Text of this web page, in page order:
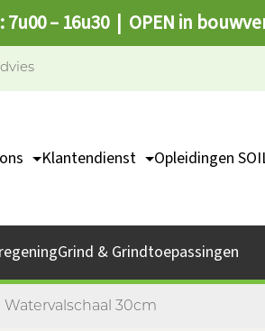
– 16u30 | OPEN in
Klantendienst
Catalogus
Afhaalpunten
FAQ
Opleidingen
Grind & Grindtoepassingen
Watervalschaal 30cm